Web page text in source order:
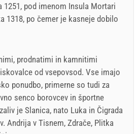
1251, pod imenom Insula Mortari
1318, po čemer je kasneje dobilo
prodnatimi in kamnitimi
od vsepovsod. Vse imajo
ponudbo, primerne so tudi za
senco borovcev in športne
je Slanica, nato Luka in Čigrada
Andrija v Tisnem, Zdrače, Plitka